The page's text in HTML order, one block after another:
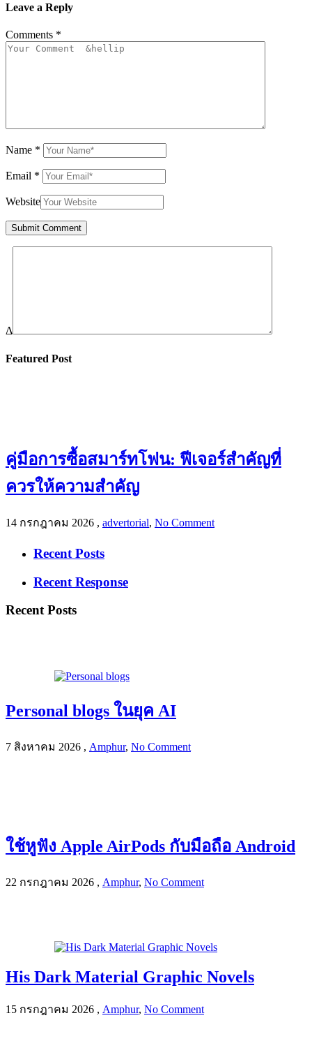
Leave a Reply
Comments *
Name *
Email *
Website
Δ
Featured Post
คู่มือการซื้อสมาร์ทโฟน: ฟีเจอร์สำคัญที่
ควรให้ความสำคัญ
14 กรกฎาคม 2026 , advertorial, No Comment
Recent Posts
Recent Response
Recent Posts
Personal blogs ในยุค AI
7 สิงหาคม 2026 , Amphur, No Comment
ใช้หูฟัง Apple AirPods กับมือถือ Android
22 กรกฎาคม 2026 , Amphur, No Comment
His Dark Material Graphic Novels
15 กรกฎาคม 2026 , Amphur, No Comment